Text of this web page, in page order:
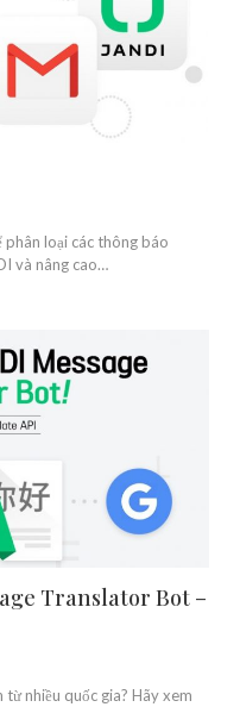
loại các thông báo
và nâng cao…
Translator Bot –
từ nhiều quốc gia? Hãy xem